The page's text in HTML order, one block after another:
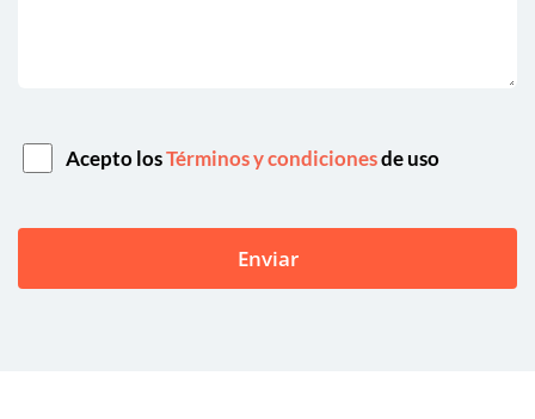
Acepto losTérminos y condicionesde uso